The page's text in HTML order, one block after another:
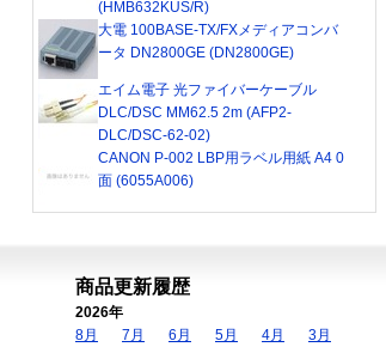
(HMB632KUS/R)
大電 100BASE-TX/FXメディアコンバ
ータ DN2800GE (DN2800GE)
エイム電子 光ファイバーケーブル
DLC/DSC MM62.5 2m (AFP2-
DLC/DSC-62-02)
CANON P-002 LBP用ラベル用紙 A4 0
面 (6055A006)
商品更新履歴
2026年
8月
7月 6月 5月 4月
3月